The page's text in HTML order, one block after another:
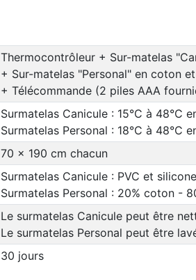
Thermocontrôleur + Sur-matelas
+ Sur-matelas "Personal" en coton
+ Télécommande (2 piles AAA
Surmatelas Canicule : 15°C à 48°C
Surmatelas Personal : 18°C à 48°C
70 x 190 cm chacun
Surmatelas Canicule : PVC et silicone
Surmatelas Personal : 20% coton -
Le surmatelas Canicule peut être
Le surmatelas Personal peut être
30 jours